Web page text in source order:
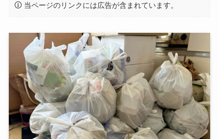
当ページのリンクには広告が含まれています。